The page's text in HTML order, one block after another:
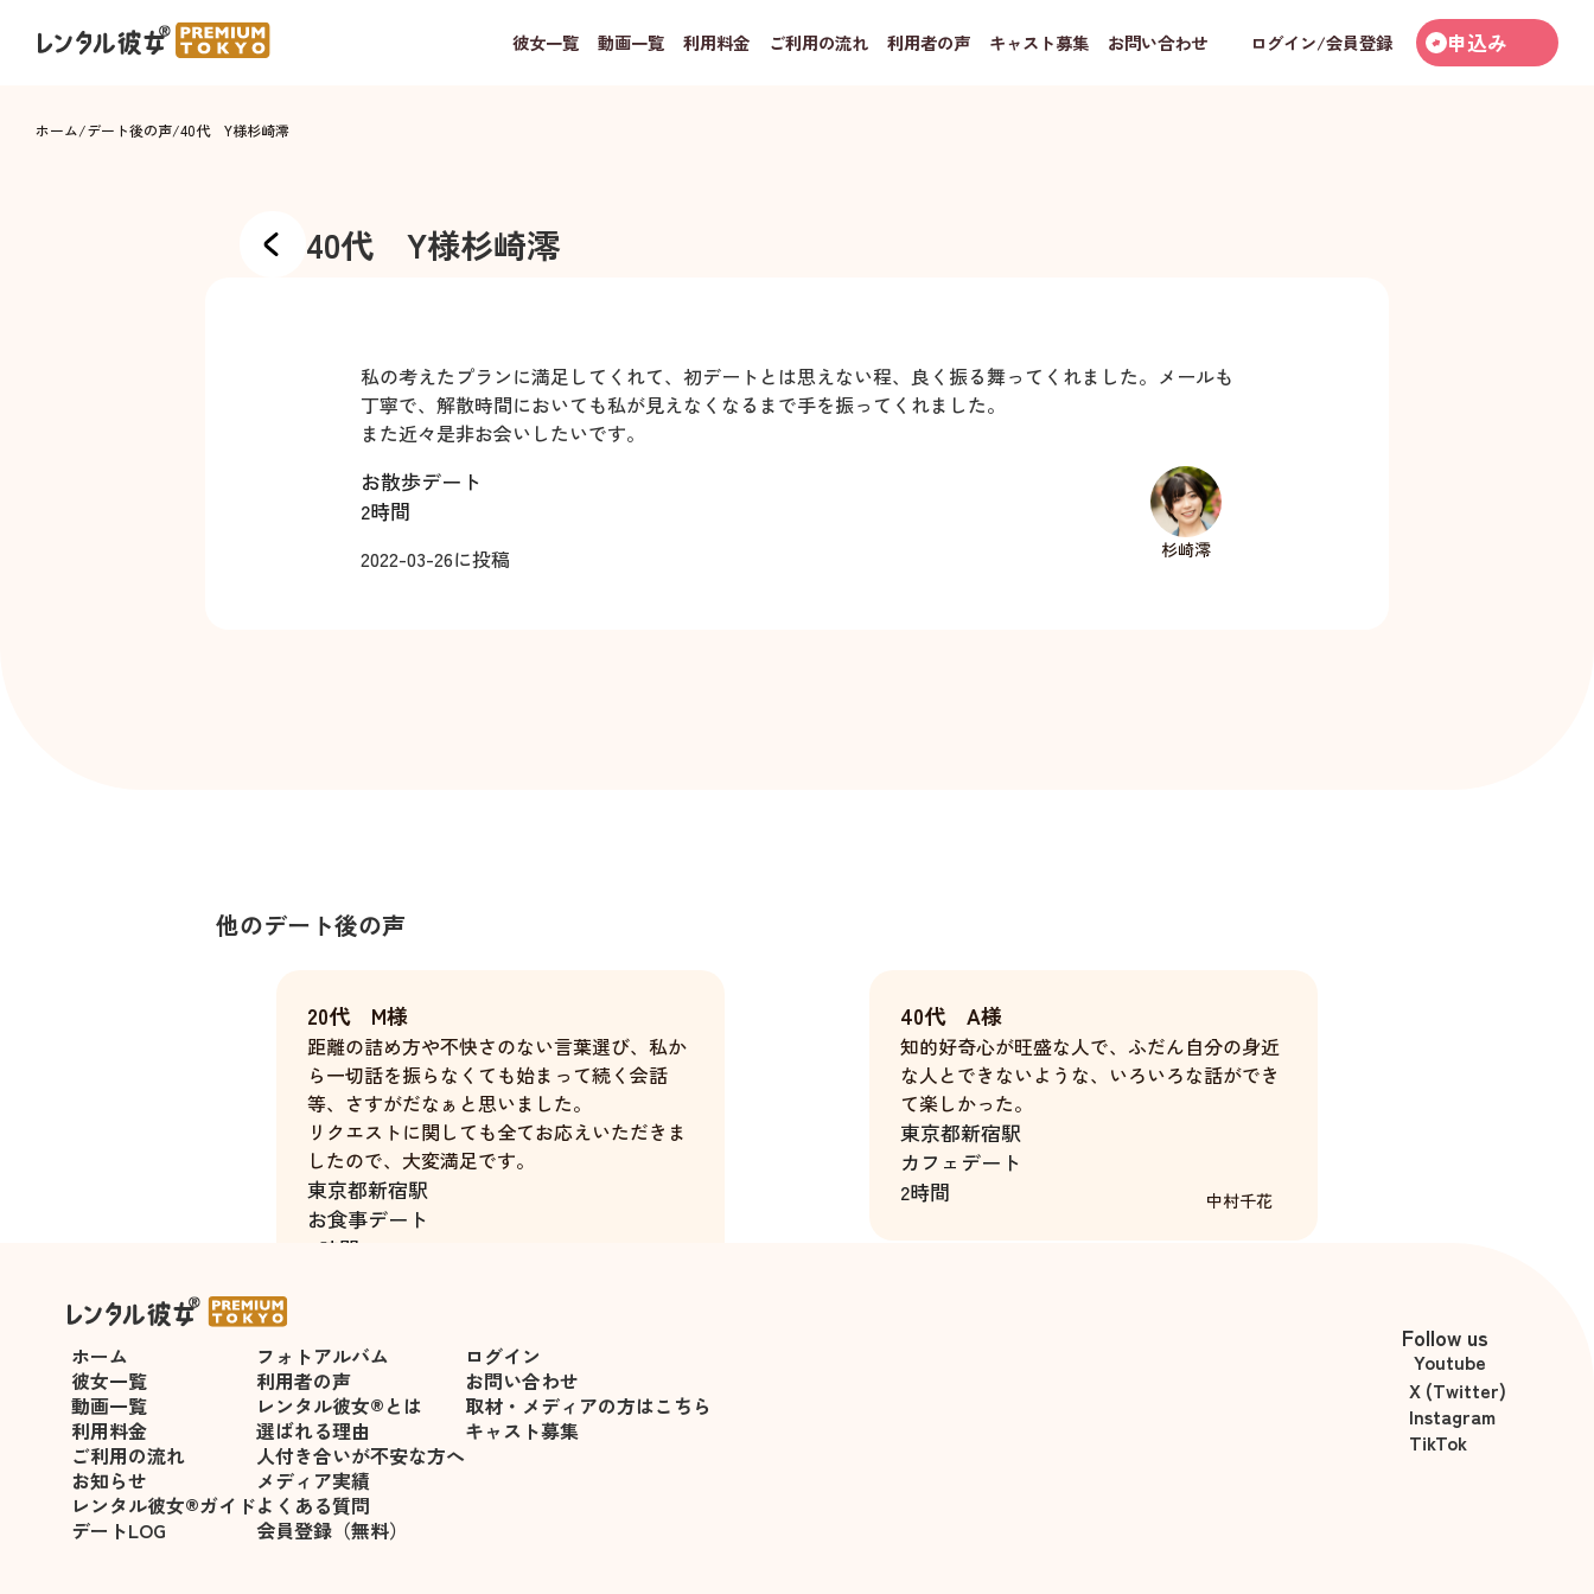
彼女一覧 動画一覧 利用料金 ご利用の流れ 利用者の声 キャスト募集 お問い合わせ ログイン/会員登録 申込み
ホーム/デート後の声/40代 Y様杉崎澪
40代 Y様杉崎澪
私の考えたプランに満足してくれて、初デートとは思えない程、良く振る舞ってくれました。メールも
丁寧で、解散時間においても私が見えなくなるまで手を振ってくれました。
また近々是非お会いしたいです。
お散歩デート
2時間
2022-03-26に投稿 杉崎澪
他のデート後の声
20代 M様
距離の詰め方や不快さのない言葉選び、私か
ら一切話を振らなくても始まって続く会話
等、さすがだなぁと思いました。
リクエストに関しても全てお応えいただきま
したので、大変満足です。
東京都新宿駅
お食事デート
4時間
40代 A様
知的好奇心が旺盛な人で、ふだん自分の身近
な人とできないような、いろいろな話ができ
て楽しかった。
東京都新宿駅
カフェデート
2時間
中村千花
ホーム
彼女一覧
動画一覧
利用料金
ご利用の流れ
お知らせ
レンタル彼女®ガイド
デートLOG
フォトアルバム
利用者の声
レンタル彼女®とは
選ばれる理由
人付き合いが不安な方へ
メディア実績
よくある質問
会員登録（無料）
ログイン
お問い合わせ
取材・メディアの方はこちら
キャスト募集
Follow us
Youtube
X (Twitter)
Instagram
TikTok